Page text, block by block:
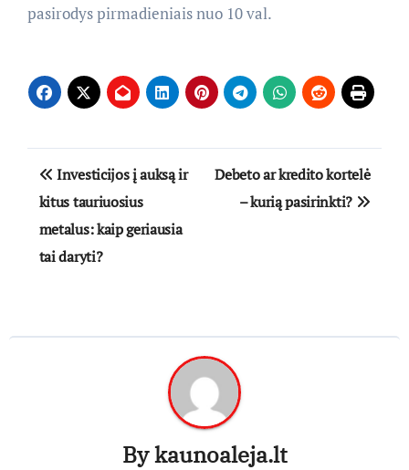
pasirodys pirmadieniais nuo 10 val.
Navigacija
tarp
įrašų
Investicijos į auksą ir
kitus tauriuosius
metalus: kaip geriausia
tai daryti?
Debeto ar kredito kortelė
– kurią pasirinkti?
Bykaunoaleja.lt